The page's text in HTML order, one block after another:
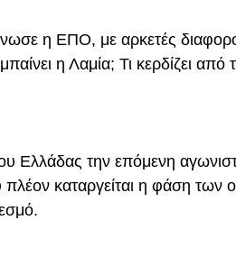
η ΕΠΟ, με αρκετές
η Λαμία; Τι κερδίζει από
Ελλάδας την επόμενη
πλέον καταργείται η φάση των